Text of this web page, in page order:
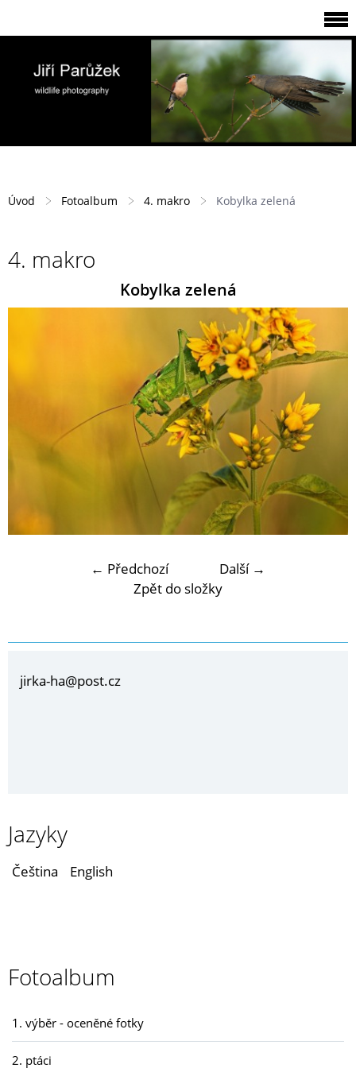
Úvod Fotoalbum 4. makro Kobylka zelená
4. makro
Kobylka zelená
← Předchozí
Další →
Zpět do složky
jirka-ha@post.cz
Jazyky
Čeština English
Fotoalbum
1. výběr - oceněné fotky
2. ptáci